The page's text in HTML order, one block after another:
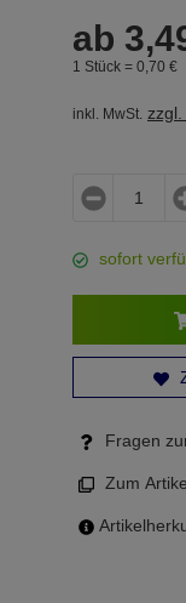
ab 3,
1 Stück = 0, 70 €
inkl. MwSt.
sofort
Fragen
Zum